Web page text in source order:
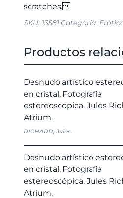
SKU: 13581 Categoría:
Productos
Desnudo artístico
en cristal. Fotografía
estereoscópica. Jules
Atrium.
RICHARD, Jules.
Desnudo artístico
en cristal. Fotografía
estereoscópica. Jules
Atrium.